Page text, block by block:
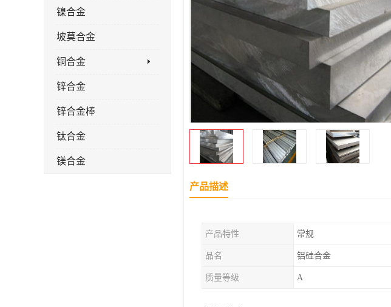
镍合金
坡莫合金
铜合金
锌合金
锌合金棒
钛合金
镁合金
产品描述
产品特性 常规
品名 铝硅合金
质量等级 A